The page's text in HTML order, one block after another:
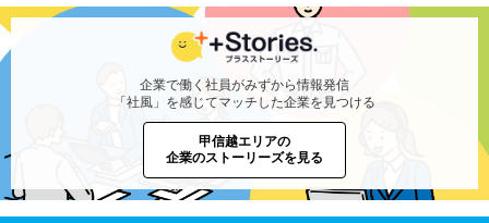
企業で働く社員がみずから情報発信
「社風」を感じてマッチした企業を見つける
甲信越エリアの
企業のストーリーズを見る